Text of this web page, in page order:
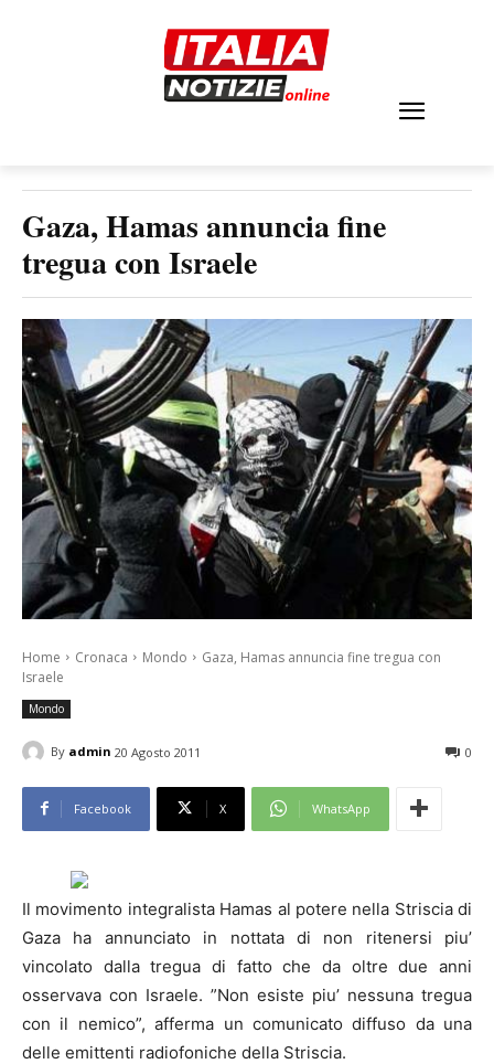
Gaza, Hamas annuncia fine
tregua con Israele
Home Cronaca Mondo
Gaza, Hamas annuncia fine tregua con
Israele
Mondo
By admin 20 Agosto 2011 0
Facebook X WhatsApp
Il movimento integralista Hamas al potere nella Striscia di
Gaza ha annunciato in nottata di non ritenersi piu’
vincolato dalla tregua di fatto che da oltre due anni
osservava con Israele. ”Non esiste piu’ nessuna tregua
con il nemico”, afferma un comunicato diffuso da una
delle emittenti radiofoniche della Striscia.